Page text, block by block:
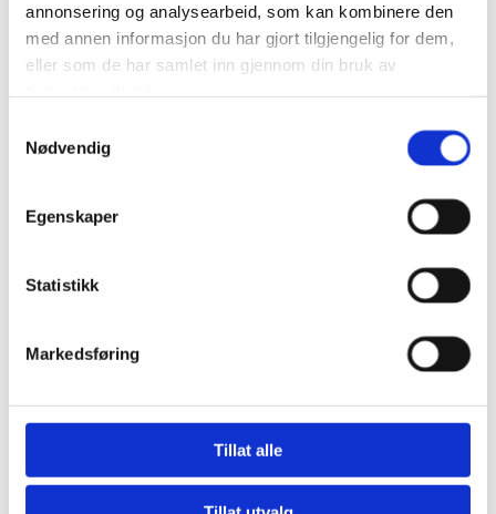
annonsering og analysearbeid, som kan kombinere den
med annen informasjon du har gjort tilgjengelig for dem,
eller som de har samlet inn gjennom din bruk av
Nødvendig
Egenskaper
Statistikk
Markedsføring
Tillat alle